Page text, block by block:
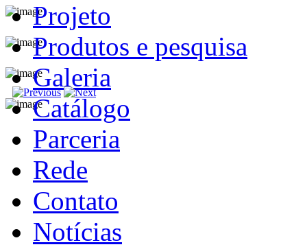
Projeto
Produtos e pesquisa
Galeria
Catálogo
Parceria
Rede
Contato
Notícias